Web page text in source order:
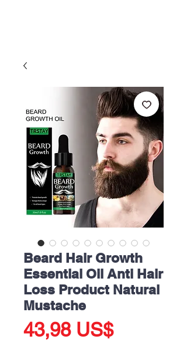
Beard Hair Growth
Essential Oil Anti Hair
Loss Product Natural
Mustache
43,98 US$Precio